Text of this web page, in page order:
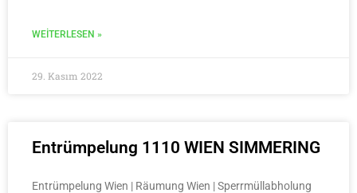
WEITERLESEN »
29. Kasım 2022
Entrümpelung 1110 WIEN SIMMERING
Entrümpelung Wien | Räumung Wien | Sperrmüllabholung